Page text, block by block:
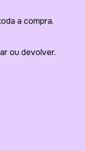
a compra.
ou devolver.